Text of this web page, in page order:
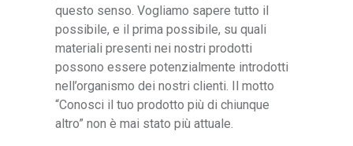
questo senso. Vogliamo sapere tutto il
possibile, e il prima possibile, su quali
materiali presenti nei nostri prodotti
possono essere potenzialmente introdotti
nell’organismo dei nostri clienti. Il motto
“Conosci il tuo prodotto più di chiunque
altro” non è mai stato più attuale.